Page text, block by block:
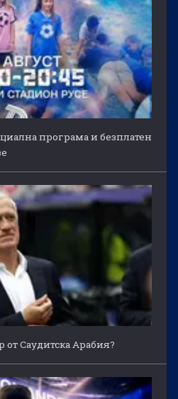
програма и безплатен
от Саудитска Арабия?